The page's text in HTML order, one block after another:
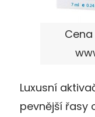
Cena
Luxusní
pevnější řasy